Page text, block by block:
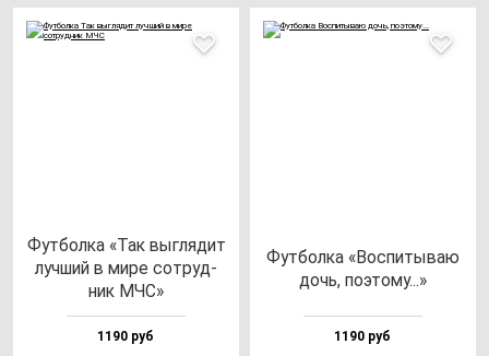
Фут­бол­ка «Так выг­ля­дит
луч­ший в ми­ре сот­руд­
ник МЧС»
1190 руб
Фут­бол­ка «Вос­пи­ты­ваю
дочь, по­это­му...»
1190 руб